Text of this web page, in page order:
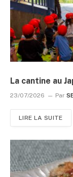
La cantine au
23/07/2026 Par
LIRE LA SUITE